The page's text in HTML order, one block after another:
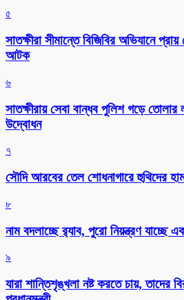
৫
সাতক্ষীরা সীমান্তে বিজিবির অভিযানে
আটক
৬
সাতক্ষীরায় সেবা বান্ধব পুলিশ গড়ে তোলার
উদ্বোধন
৭
সৌদি আরবের তেল শোধনাগারে হুথিদের
৮
নাম বদলাচ্ছে র‌্যাব, পুরো নিয়ন্ত্রণ যাচ্ছে
৯
যারা শান্তিশৃঙ্খলা নষ্ট করতে চায়, তাদের